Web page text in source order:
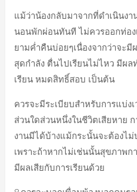
แม้ว่าน้องกลับมาจากที่ดำเนินงา
นอนพักผ่อนทันที ไม่ควรออกท่อ
ยามค่ำคืนบ่อยๆเนื่องจากว่าจะ
สุดกำลัง ตื่นไปเรียนไม่ไหว มีผล
เรียน หมดสิทธิ์สอบ เป็นต้น
ควรจะมีระเบียบสำหรับการแบ่ง
ส่วนใดส่วนหนึ่งในชีวิตเสียหาย
งานมีได้บ้างแม้กระนั้นจะต้องไม่
เพราะถ้าหากไม่เช่นนั้นสุขภาพ
มีผลเสียกับการเรียนด้วย